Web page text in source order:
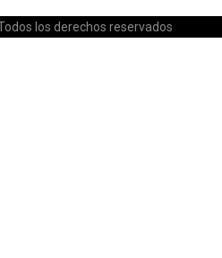
los derechos reservados